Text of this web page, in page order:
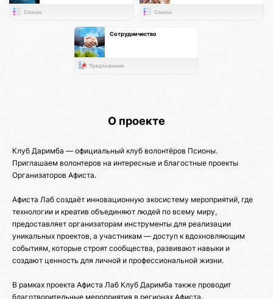
Список Список
Сотрудничество
Предложение
О проекте
Клуб Даримба — официальный клуб волонтёров Псионы.
Приглашаем волонтеров на интересные и благостные проекты
Организаторов Афиста.
Афиста Лаб создаёт инновационную экосистему мероприятий, где
технологии и креатив объединяют людей по всему миру,
предоставляет организаторам инструменты для реализации
уникальных проектов, а участникам — доступ к вдохновляющим
событиям, которые строят сообщества, развивают навыки и
создают ценность для личной и профессиональной жизни.
В рамках проекта Афиста Лаб Клуб Даримба также проводит
благотворительные мероприятия в регионах Афиста.